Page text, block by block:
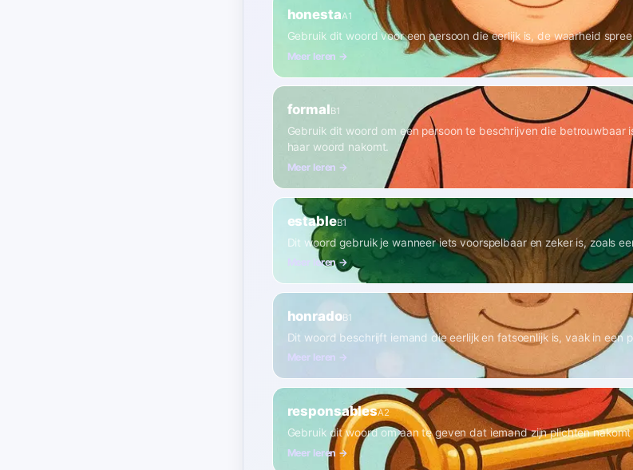
honestaA1
Gebruik dit woord voor een persoon die eerlijk is, de waarheid
Meer leren →
formalB1
Gebruik dit woord om een persoon te beschrijven die betrouwbaar
haar woord nakomt.
Meer leren →
estableB1
Dit woord gebruik je wanneer iets voorspelbaar en zeker is, zoals
Meer leren →
honradoB1
Dit woord beschrijft iemand die eerlijk en fatsoenlijk is, vaak in een
Meer leren →
responsablesA2
Gebruik dit woord om aan te geven dat iemand zijn plichten
Meer leren →